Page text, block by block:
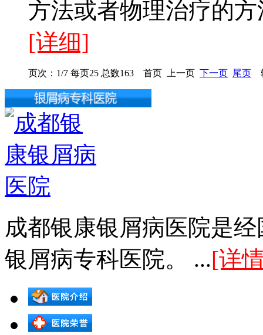
方法或者物理治疗的
[详细]
页次：1/7 每页25 总数163 首页 上一页 下一页 尾页
成都银康银屑病医院是
银屑病专科医院。 ...[详